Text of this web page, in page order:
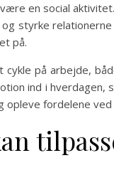
en social
styrke
på.
på arbejde,
ind i hverdagen,
fordelene ved